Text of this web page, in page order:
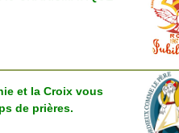
et la Croix vous
de prières.